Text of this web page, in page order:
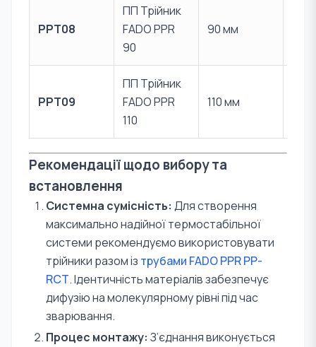
PPT08
ПП Трійник
FADO PPR
90
90 мм
PPT09
ПП Трійник
FADO PPR
110
110 мм
Рекомендації щодо вибору та
встановлення
Системна сумісність: Для створення
максимально надійної термостабільної
системи рекомендуємо використовувати
трійники разом із трубами FADO PPR PP-
RCT. Ідентичність матеріалів забезпечує
дифузію на молекулярному рівні під час
зварювання.
Процес монтажу: З’єднання виконується